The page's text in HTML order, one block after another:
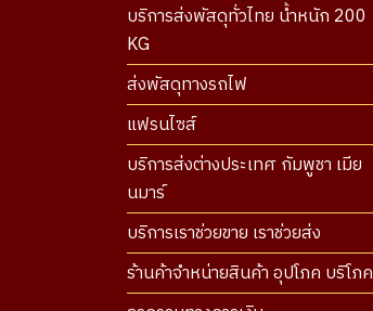
บริการส่งพัสดุทั่วไทย น้ำหนัก 200
KG
ส่งพัสดุทางรถไฟ
แฟรนไซส์
บริการส่งต่างประเทศ กัมพูชา เมีย
นมาร์
บริการเราช่วยขาย เราช่วยส่ง
ร้านค้าจำหน่ายสินค้า อุปโภค บริโภค